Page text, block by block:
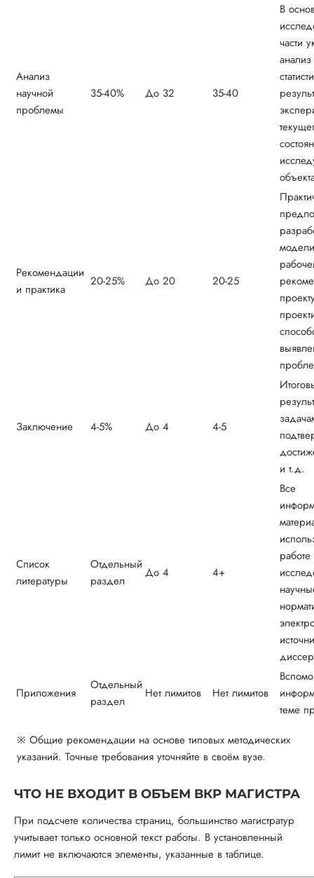
Анализ
научной
проблемы
35-40% До 32 35-40
В
части
Рекомендации
и практика
20-25% До 20 20-25
Заключение 4-5% До 4 4-5
и т.д.
Список
литературы
Отдельный
раздел
До 4 4+
Все
Приложения
Отдельный
раздел
Нет лимитов Нет лимитов
теме
※ Общие рекомендации на основе типовых методических
указаний. Точные требования уточняйте в своём вузе.
ЧТО НЕ ВХОДИТ В ОБЪЕМ ВКР МАГИСТРА
При подсчете количества страниц, большинство магистратур
учитывает только основной текст работы. В установленный
лимит не включаются элементы, указанные в таблице.